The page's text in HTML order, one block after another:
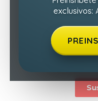
exclusivos:
Suscríbete gratis
de 13.600
Si tienes